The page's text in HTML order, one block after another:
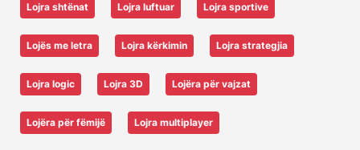
Lojra shtënat Lojra luftuar Lojra sportive
Lojës me letra Lojra kërkimin Lojra strategjia
Lojra logic Lojra 3D Lojëra për vajzat
Lojëra për fëmijë Lojra multiplayer